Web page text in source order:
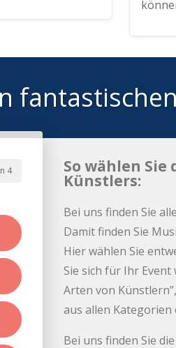
4 So wählen Sie
Künstlers:
Bei uns finden Sie
Damit finden Sie
Hier wählen Sie
Sie sich für Ihr Event
Arten von
aus allen
Bei uns finden Sie